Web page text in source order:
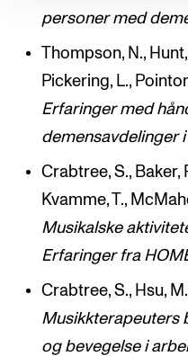
personer med
Thompson, N.,
Pickering, L.,
Erfaringer med
demensavdelinger
Crabtree, S., Baker,
Kvamme, T.,
Musikalske
Erfaringer fra
Crabtree, S., Hsu,
Musikkterapeuters
og bevegelse i